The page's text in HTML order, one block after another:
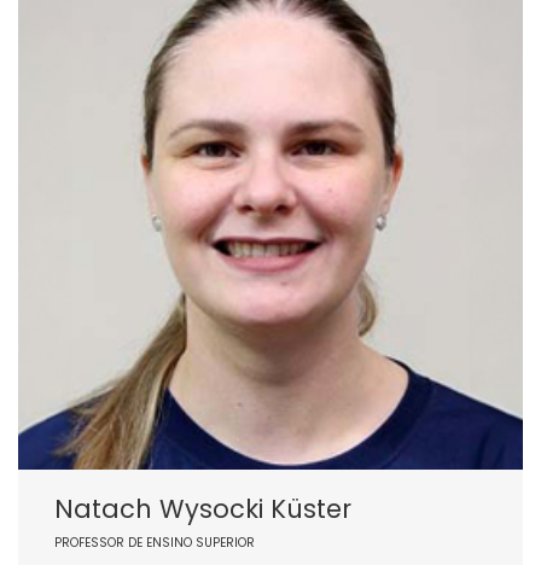
Natach Wysocki Küster
PROFESSOR DE ENSINO SUPERIOR